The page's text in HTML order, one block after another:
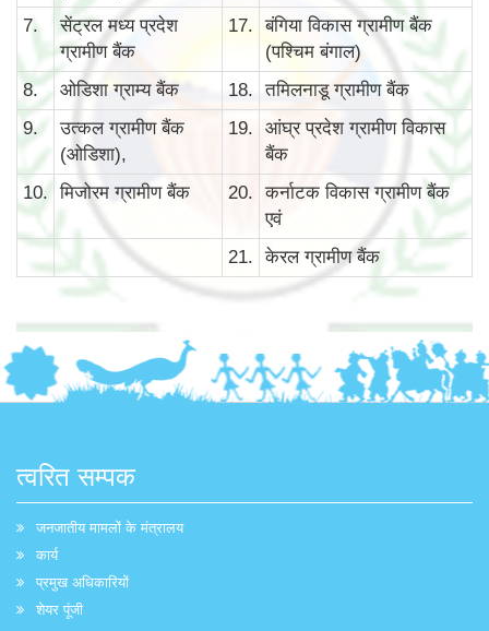
7.
सेंट्रल मध्य प्रदेश
ग्रामीण बैंक
17.
बंगिया विकास ग्रामीण बैंक
(पश्चिम बंगाल)
8.
ओडिशा ग्राम्य बैंक 18.
तमिलनाडू ग्रामीण बैंक
9.
उत्कल ग्रामीण बैंक
(ओडिशा),
19.
आंघ्र प्रदेश ग्रामीण विकास
बैंक
10.
मिजोरम ग्रामीण बैंक 20.
कर्नाटक विकास ग्रामीण बैंक
एवं
21.
केरल ग्रामीण बैंक
त्वरित सम्पक
जनजातीय मामलों के मंत्रालय
कार्य
प्रमुख अधिकारियों
शेयर पूंजी